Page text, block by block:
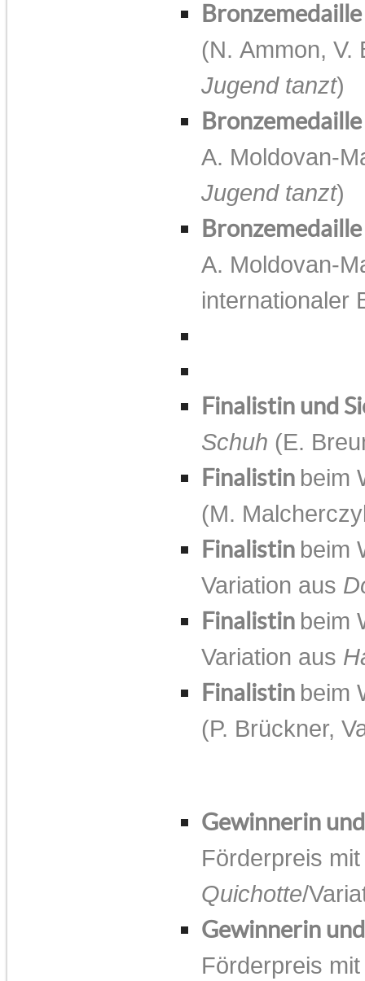
Bronzemedaille
(N. Ammon, V.
Jugend tanzt)
Bronzemedaille
A. Moldovan-
Jugend tanzt)
A. Moldovan-
internationaler
Finalistin und
Schuh (E.
Finalistin beim
(M.
Finalistin beim
Variation aus
Finalistin beim
Variation aus
Finalistin beim
(P. Brückner,
Gewinnerin
Förderpreis
Quichotte/
Gewinnerin
Förderpreis